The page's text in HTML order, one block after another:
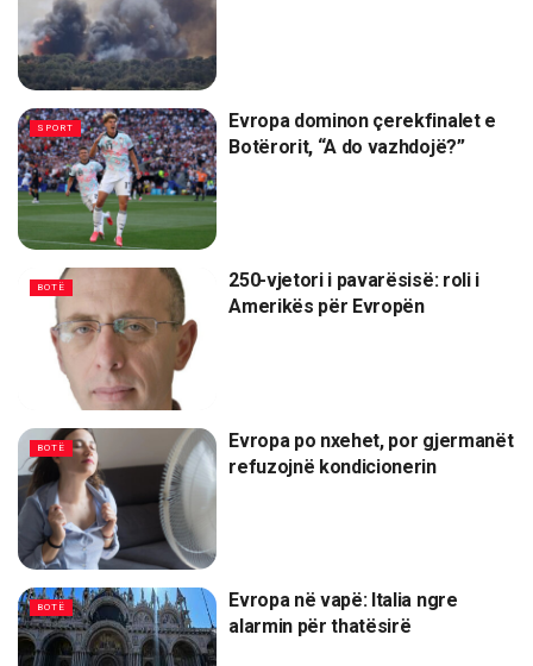
SPORT
Evropa dominon çerekfinalet e
Botërorit, “A do vazhdojë?”
BOTË
250-vjetori i pavarësisë: roli i
Amerikës për Evropën
BOTË
Evropa po nxehet, por gjermanët
refuzojnë kondicionerin
BOTË
Evropa në vapë: Italia ngre
alarmin për thatësirë